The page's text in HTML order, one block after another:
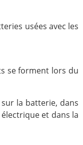
usées avec les
se forment lors du
la batterie, dans
et dans la